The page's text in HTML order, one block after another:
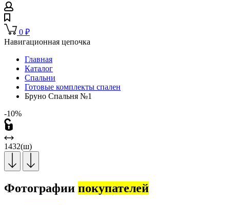
0 ₽
Навигационная цепочка
Главная
Каталог
Спальни
Готовые комплекты спален
Бруно Спальня №1
-10%
1432(ш)
Фотографии покупателей